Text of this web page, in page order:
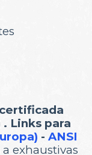
. Links para
- ANSI
exhaustivas